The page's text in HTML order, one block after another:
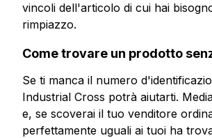
vincoli dell'articolo di cui hai
rimpiazzo.
Come trovare un prodotto
Se ti manca il numero
Industrial Cross potrà aiutarti.
e, se scoverai il tuo venditore
perfettamente uguali ai tuoi ha